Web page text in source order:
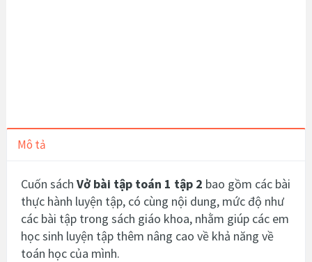
Mô tả
Cuốn sách Vở bài tập toán 1 tập 2 bao gồm các bài
thực hành luyện tập, có cùng nội dung, mức độ như
các bài tập trong sách giáo khoa, nhằm giúp các em
học sinh luyện tập thêm nâng cao về khả năng về
toán học của mình.